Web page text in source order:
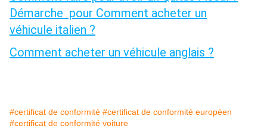
Démarche pour Comment acheter un
véhicule italien ?
Comment acheter un véhicule anglais ?
#certificat de conformité #certificat de conformité européen
#certificat de conformité voiture